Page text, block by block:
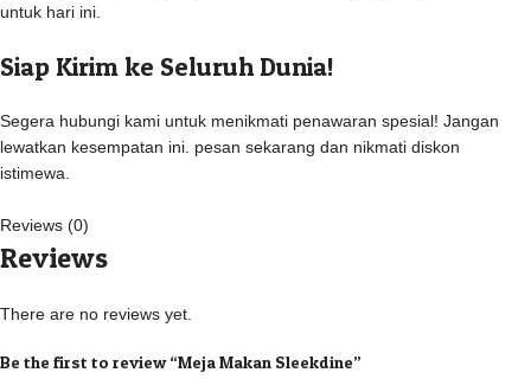
untuk hari ini.
Siap Kirim ke Seluruh Dunia!
Segera hubungi kami untuk menikmati penawaran spesial! Jangan
lewatkan kesempatan ini. pesan sekarang dan nikmati diskon
istimewa.
Reviews (0)
Reviews
There are no reviews yet.
Be the first to review “Meja Makan Sleekdine”